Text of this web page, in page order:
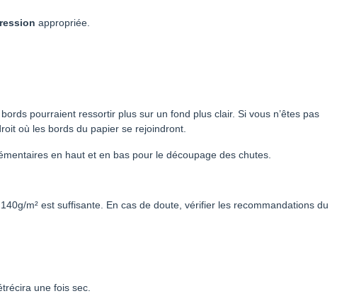
appropriée.
pourraient ressortir plus sur un fond plus clair. Si vous n’êtes pas
où les bords du papier se rejoindront.
en haut et en bas pour le découpage des chutes.
m² est suffisante. En cas de doute, vérifier les recommandations du
une fois sec.